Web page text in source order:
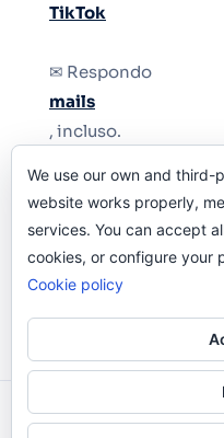
TikTok
✉ Respondo
mails
, incluso.
Y si una persona no
le quiten el teléfono.
Odi O'Malley ©
We use our own and
website works properly,
services. You can accept
cookies, or configure your
Cookie policy